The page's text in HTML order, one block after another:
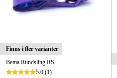
Varumärken
Våra varumärken
Kontakt & Öppettider
Finns i fler varianter
Bema Rundsling RS
5.0 (1)